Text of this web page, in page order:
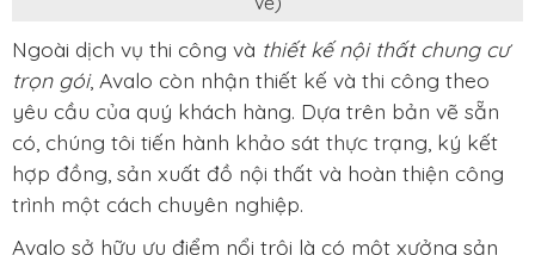
Ngoài dịch vụ thi công và thiết kế nội thất chung cư
trọn gói, Avalo còn nhận thiết kế và thi công theo
yêu cầu của quý khách hàng. Dựa trên bản vẽ sẵn
có, chúng tôi tiến hành khảo sát thực trạng, ký kết
hợp đồng, sản xuất đồ nội thất và hoàn thiện công
trình một cách chuyên nghiệp.
Avalo sở hữu ưu điểm nổi trội là có một xưởng sản